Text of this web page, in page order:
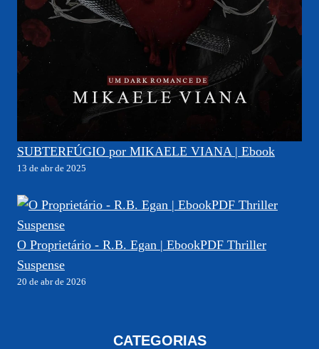
SUBTERFÚGIO por MIKAELE VIANA | Ebook
13 de abr de 2025
O Proprietário - R.B. Egan | EbookPDF Thriller
Suspense
20 de abr de 2026
CATEGORIAS